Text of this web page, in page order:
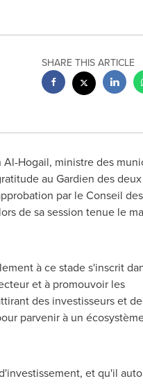
SHARE THIS ARTICLE
Al-Hogail, ministre des
au Gardien des
par le Conseil des
de sa session tenue le
à ce stade s'inscrit
et à promouvoir les
des investisseurs et
parvenir à un
et qu'il